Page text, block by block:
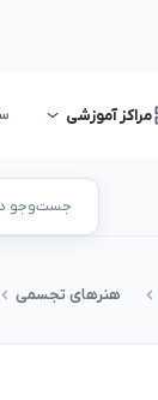
مراکز آموزشی
جست‌وجو در
هنرهای تجسمی